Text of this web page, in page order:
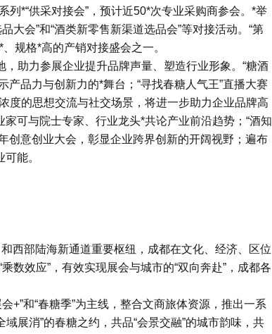
列*“供采对接会”，预计近50*次专业采购商参会。*举
大会”和“酒类新零售新渠道选品会”等对接活动。“第
规格*高的产销对接盛会之一。
助力参展企业提升品牌声量、塑造行业形象。“糖酒
产品力与创新力的*舞台；“寻找春糖人气王”直播大赛
度的思想交流与社交场景，将进一步助力企业品牌高
可与院士专家、行业龙头*共论产业前沿趋势；“酒知
创意创业大会，彰显企业跨界创新的开阔视野；遍布
能。
西部陆海新通道重要枢纽，成都在文化、经济、区位
数效应”，有效实现展会与城市的“双向奔赴”，成都各
+”和“春糖季”为主线，整合文商旅体资源，推出一系
展消”的春糖之约，共品“会景交融”的城市韵味，共